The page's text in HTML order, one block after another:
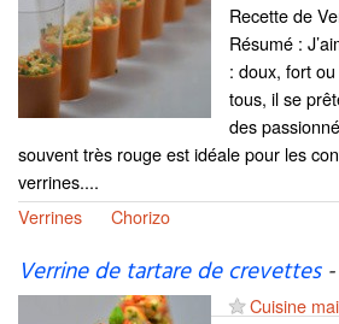
Recette de
Résumé :
: doux, fort
tous, il se
des
souvent très rouge est idéale pour les
verrines....
Verrines
Chorizo
Verrine de tartare de crevettes-
Cuisine